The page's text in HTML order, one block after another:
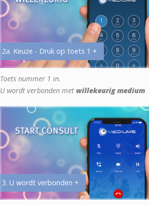
2a. Keuze - Druk op toets 1 +
Toets nummer 1 in.
U wordt verbonden met willekeurig medium
3. U wordt verbonden +